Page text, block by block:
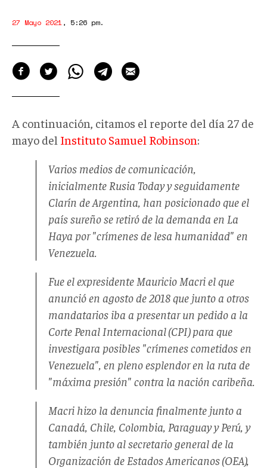
27 Mayo 2021, 5:26 pm.
A continuación, citamos el reporte del día 27 de
mayo del Instituto Samuel Robinson:
Varios medios de comunicación,
inicialmente Rusia Today y seguidamente
Clarín de Argentina, han posicionado que el
país sureño se retiró de la demanda en La
Haya por "crímenes de lesa humanidad" en
Venezuela.
Fue el expresidente Mauricio Macri el que
anunció en agosto de 2018 que junto a otros
mandatarios iba a presentar un pedido a la
Corte Penal Internacional (CPI) para que
investigara posibles "crímenes cometidos en
Venezuela", en pleno esplendor en la ruta de
"máxima presión" contra la nación caribeña.
Macri hizo la denuncia finalmente junto a
Canadá, Chile, Colombia, Paraguay y Perú, y
también junto al secretario general de la
Organización de Estados Americanos (OEA),